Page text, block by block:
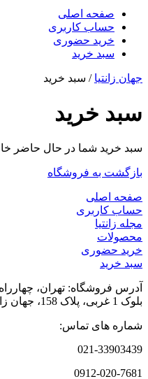
صفحه اصلی
حساب کاربری
خرید حضوری
سبد خرید
جهان زانتیا / سبد خرید
سبد خرید
سبد خرید شما در حال حاضر
بازگشت به فروشگاه
صفحه اصلی
حساب کاربری
مجله زانتیا
محصولات
خرید حضوری
سبد خرید
آدرس فروشگاه: تهران،
بلوک 1 غربی، پلاک 158، جهان زانتیا
شماره های تماس:
021-33903439
0912-020-7681